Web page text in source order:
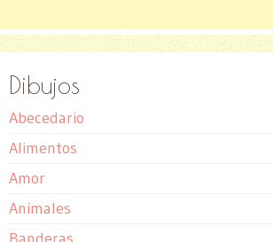
Dibujos
Abecedario
Alimentos
Amor
Animales